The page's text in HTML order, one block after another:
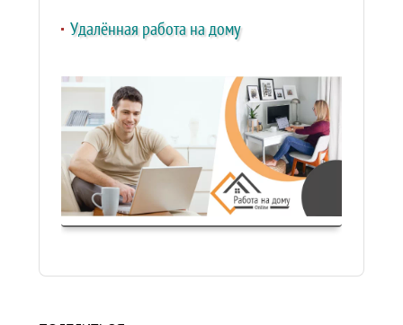
Удалённая работа на дому